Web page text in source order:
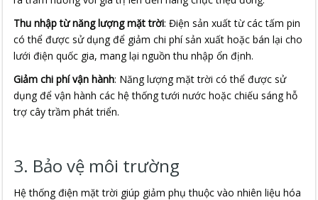
Thu nhập từ năng lượng mặt trời: Điện sản xuất từ các tấm pin
có thể được sử dụng để giảm chi phí sản xuất hoặc bán lại cho
lưới điện quốc gia, mang lại nguồn thu nhập ổn định.
Giảm chi phí vận hành: Năng lượng mặt trời có thể được sử
dụng để vận hành các hệ thống tưới nước hoặc chiếu sáng hỗ
trợ cây trầm phát triển.
3. Bảo vệ môi trường
Hệ thống điện mặt trời giúp giảm phụ thuộc vào nhiên liệu hóa